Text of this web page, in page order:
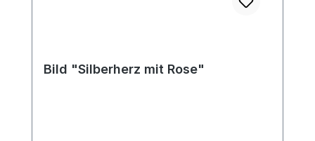
Bild "Silberherz mit Rose"